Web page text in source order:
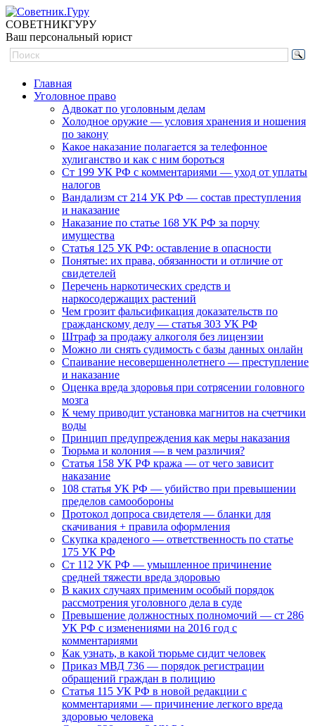
СОВЕТНИКГУРУ
Ваш персональный юрист
Главная
Уголовное право
Адвокат по уголовным делам
Холодное оружие — условия хранения и ношения
по закону
Какое наказание полагается за телефонное
хулиганство и как с ним бороться
Ст 199 УК РФ с комментариями — уход от уплаты
налогов
Вандализм ст 214 УК РФ — состав преступления
и наказание
Наказание по статье 168 УК РФ за порчу
имущества
Статья 125 УК РФ: оставление в опасности
Понятые: их права, обязанности и отличие от
свидетелей
Перечень наркотических средств и
наркосодержащих растений
Чем грозит фальсификация доказательств по
гражданскому делу — статья 303 УК РФ
Штраф за продажу алкоголя без лицензии
Можно ли снять судимость с базы данных онлайн
Спаивание несовершеннолетнего — преступление
и наказание
Оценка вреда здоровья при сотрясении головного
мозга
К чему приводит установка магнитов на счетчики
воды
Принцип предупреждения как меры наказания
Тюрьма и колония — в чем различия?
Статья 158 УК РФ кража — от чего зависит
наказание
108 статья УК РФ — убийство при превышении
пределов самообороны
Протокол допроса свидетеля — бланки для
скачивания + правила оформления
Скупка краденого — ответственность по статье
175 УК РФ
Ст 112 УК РФ — умышленное причинение
средней тяжести вреда здоровью
В каких случаях применим особый порядок
рассмотрения уголовного дела в суде
Превышение должностных полномочий — ст 286
УК РФ с изменениями на 2016 год с
комментариями
Как узнать, в какой тюрьме сидит человек
Приказ МВД 736 — порядок регистрации
обращений граждан в полицию
Статья 115 УК РФ в новой редакции с
комментариями — причинение легкого вреда
здоровью человека